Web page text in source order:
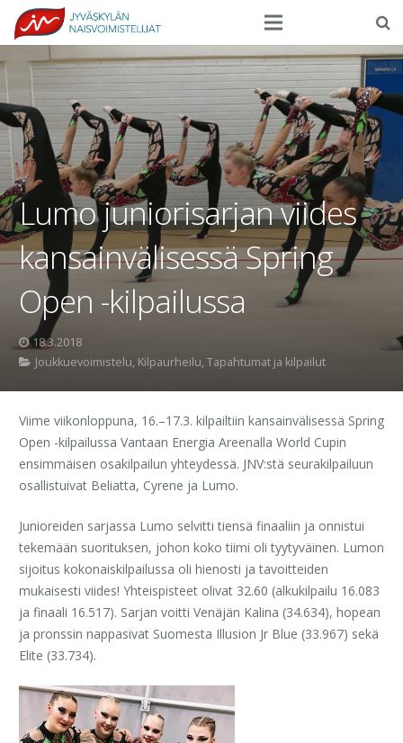
Seura
Harrasteliikunta
Kilpaurheilu
Tapahtumat
Ilmoittautuminen
Yhteystiedot
Lumo juniorisarjan viides
kansainvälisessä Spring
Open -kilpailussa
18.3.2018
Joukkuevoimistelu, Kilpaurheilu,Tapahtumat ja kilpailut
Viime viikonloppuna, 16.–17.3. kilpailtiin kansainvälisessä Spring
Open -kilpailussa Vantaan Energia Areenalla World Cupin
ensimmäisen osakilpailun yhteydessä. JNV:stä seurakilpailuun
osallistuivat Beliatta, Cyrene ja Lumo.
Junioreiden sarjassa Lumo selvitti tiensä finaaliin ja onnistui
tekemään suorituksen, johon koko tiimi oli tyytyväinen. Lumon
sijoitus kokonaiskilpailussa oli hienosti ja tavoitteiden
mukaisesti viides! Yhteispisteet olivat 32.60 (alkukilpailu 16.083
ja finaali 16.517). Sarjan voitti Venäjän Kalina (34.634), hopean
ja pronssin nappasivat Suomesta Illusion Jr Blue (33.967) sekä
Elite (33.734).